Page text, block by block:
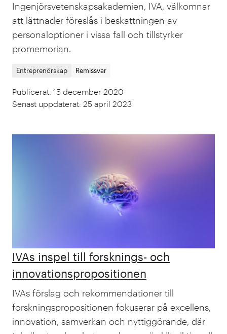
Ingenjörsvetenskapsakademien, IVA, välkomnar
att lättnader föreslås i beskattningen av
personaloptioner i vissa fall och tillstyrker
promemorian.
Entreprenörskap Remissvar
Publicerat: 15 december 2020
Senast uppdaterat: 25 april 2023
IVAs inspel till forsknings- och
innovations­propositionen
IVAs förslag och rekommendationer till
forsknings­propositionen fokuserar på excellens,
innovation, samverkan och nyttiggörande, där